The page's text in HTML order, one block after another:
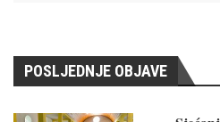
POSLJEDNJE OBJAVE